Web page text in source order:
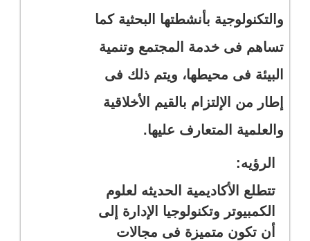
والتكنولوجية بأنشطتها البحثية كما
تساهم فى خدمة المجتمع وتنمية
البيئة فى محيطها، ويتم ذلك فى
إطار من الإلتزام بالقيم الأخلاقية
والعلمية المتعارف عليها.
الرؤيه:
تتطلع الأكاديمية الحديثه لعلوم
الكمبيوتر وتكنولوجيا الإدارة إلى
أن تكون متميزة فى مجالات